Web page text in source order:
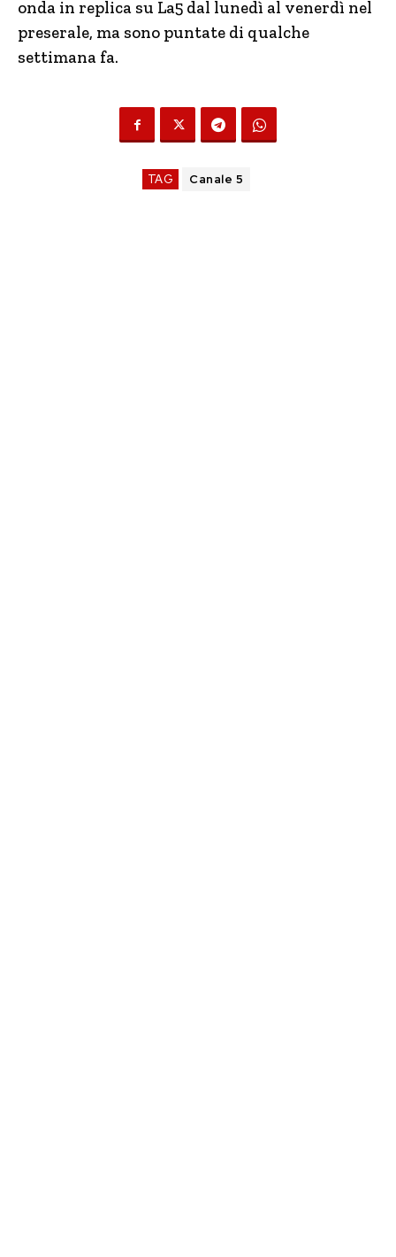
onda in replica su La5 dal lunedì al venerdì nel
preserale, ma sono puntate di qualche
settimana fa.
TAG Canale 5